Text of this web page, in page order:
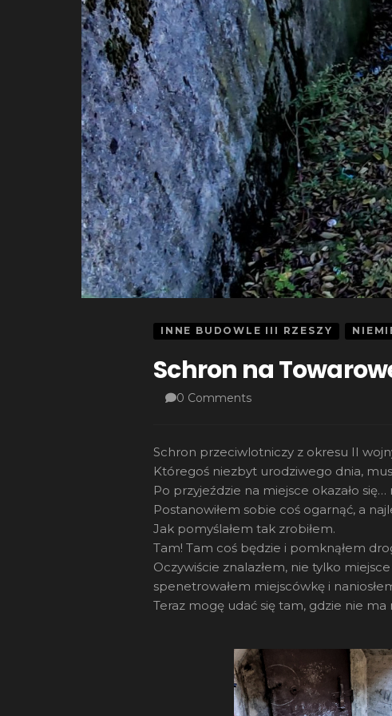
INNE BUDOWLE III RZESZY
Schron na
0 Comments
Schron przeciwlotniczy z okresu II
Któregoś niezbyt urodziwego dnia,
Po przyjeździe na miejsce okazało
Postanowiłem sobie coś ogarnąć, a
Jak pomyślałem tak zrobiłem.
Tam! Tam coś będzie i pomknąłem
Oczywiście znalazłem, nie tylko
spenetrowałem miejscówkę i
Teraz mogę udać się tam, gdzie nie